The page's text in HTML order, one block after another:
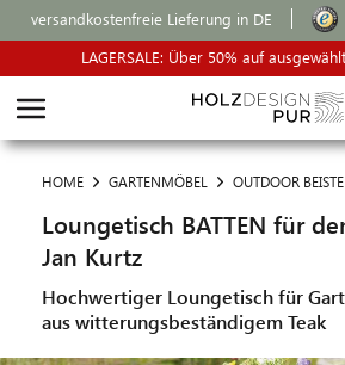
versandkostenfreie Lieferung in DE
LAGERSALE: Über 50% auf
HOME GARTENMÖBEL OUTDOOR
Loungetisch BATTEN für
Jan Kurtz
Hochwertiger Loungetisch für
aus witterungsbeständigem Teak